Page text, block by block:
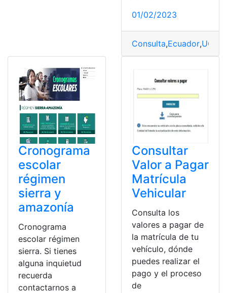
01/02/2023
Consulta,Ecuador,UCE
Cronograma
escolar
régimen
sierra y
amazonía
Cronograma
escolar régimen
sierra. Si tienes
alguna inquietud
recuerda
contactarnos a
Consultar
Valor a Pagar
Matrícula
Vehicular
Consulta los
valores a pagar de
la matrícula de tu
vehículo, dónde
puedes realizar el
pago y el proceso
de